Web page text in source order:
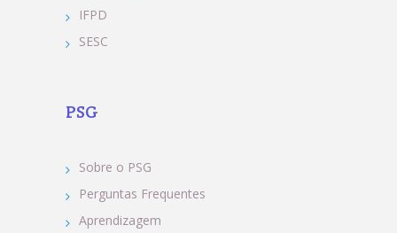
IFPD
SESC
PSG
Sobre o PSG
Perguntas Frequentes
Aprendizagem